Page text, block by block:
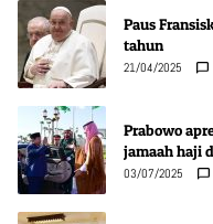
Paus
tahun
21/04/2025
Prabowo
jamaah haji
03/07/2025